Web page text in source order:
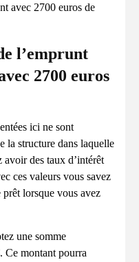
avec 2700 euros de
l’emprunt
2700 euros
ici ne sont
la structure dans laquelle
des taux d’intérêt
ces valeurs vous savez
lorsque vous avez
une somme
Ce montant pourra